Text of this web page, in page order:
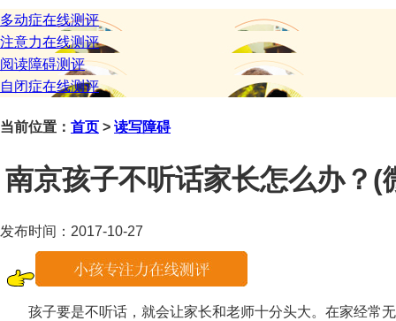
多动症在线测评
注意力在线测评
阅读障碍测评
自闭症在线测评
当前位置： 首页 > 读写障碍
南京孩子不听话家长怎么办？
发布时间：2017-10-27
孩子要是不听话，就会让家长和老师十分头大。在家经常